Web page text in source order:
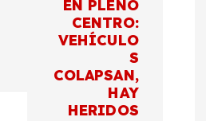
EN PLENO
CENTRO:
VEHÍCULO
S
COLAPSAN,
HAY
HERIDOS